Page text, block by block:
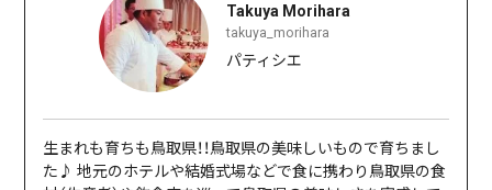
Takuya Morihara
takuya_morihara
パティシエ
生まれも育ちも鳥取県！！鳥取県の美味しいもので育ちまし
た♪ 地元のホテルや結婚式場などで食に携わり鳥取県の食